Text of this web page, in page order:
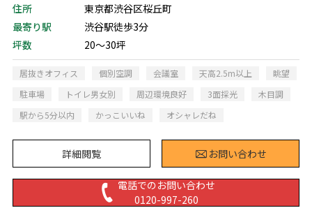
住所
東京都渋谷区桜丘町
最寄り駅
渋谷駅徒歩3分
坪数
20～30坪
居抜きオフィス 個別空調 会議室 天高2.5m以上
眺望
駐車場
トイレ男女別 周辺環境良好 3面採光
木目調
駅から5分以内
かっこいいね オシャレだね
詳細閲覧 お問い合わせ
電話でのお問い合わせ
0120-997-260